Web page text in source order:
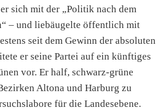
sich mit der „Politik nach dem
– und liebäugelte öffentlich mit
seit dem Gewinn der absoluten
er seine Partei auf ein künftiges
vor. Er half, schwarz-grüne
Altona und Harburg zu
für die Landesebene.